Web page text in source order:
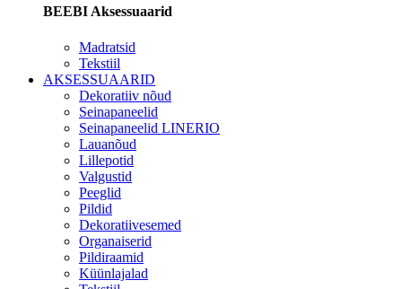
BEEBI Aksessuaarid
Madratsid
Tekstiil
AKSESSUAARID
Dekoratiiv nõud
Seinapaneelid
Seinapaneelid LINERIO
Lauanõud
Lillepotid
Valgustid
Peeglid
Pildid
Dekoratiivesemed
Organaiserid
Pildiraamid
Küünlajalad